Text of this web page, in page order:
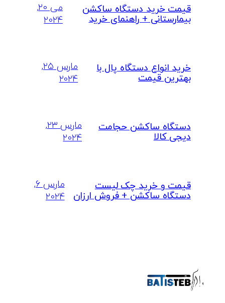
قیمت خرید دستگاه ساکشن
بیمارستانی + راهنمای خرید
می ۲۰,
۲۰۲۴
خرید انواع دستگاه پال با
بهترین قیمت
مارس ۲۵,
۲۰۲۴
دستگاه ساکشن حجامت
دیجی کالا
مارس ۲۳,
۲۰۲۴
قیمت و خرید چک لیست
دستگاه ساکشن + فروش ارزان
مارس ۶,
۲۰۲۴